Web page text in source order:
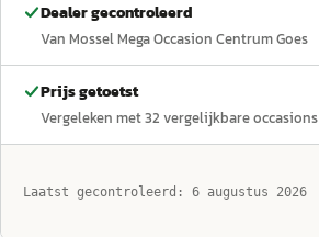
Dealer gecontroleerd
Van Mossel Mega Occasion Centrum Goes
Prijs getoetst
Vergeleken met32 vergelijkbare occasions
Laatst gecontroleerd: 6 augustus 2026